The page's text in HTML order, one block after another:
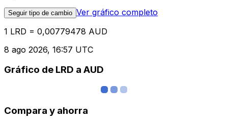
Seguir tipo de cambio Ver gráfico completo
1 LRD = 0,00779478 AUD
8 ago 2026, 16:57 UTC
Gráfico de LRD a AUD
Compara y ahorra